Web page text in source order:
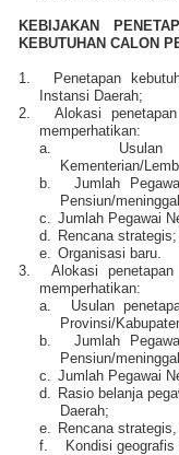
KEBIJAKAN
KEBUTUHAN CALON
1.
Penetapan
Instansi Daerah;
2.
Alokasi
memperhatikan:
a.
Kementerian/
b.
Jumlah
Pensiun/
c.
Jumlah Pegawai
d.
Rencana
e.
Organisasi baru.
3.
Alokasi
memperhatikan:
a.
Usulan
Provinsi/
b.
Jumlah
Pensiun/
c.
Jumlah Pegawai
d.
Rasio belanja
Daerah;
e.
Rencana
f.
Kondisi geografis